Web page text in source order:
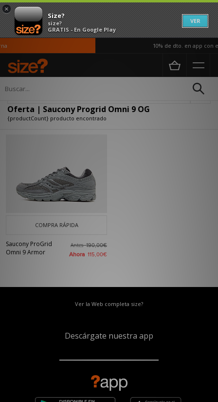
×
Size?
size?
GRATIS - En Google Play
VER
10% de dto. en app con el
Página principal
Oferta | Saucony Progrid Omni 9 OG
{productCount} producto encontrado
COMPRA RÁPIDA
Saucony ProGrid
Omni 9 Armor
Antes190,00€
Ahora 115,00€
Ver la Web completa size?
Descárgate nuestra app